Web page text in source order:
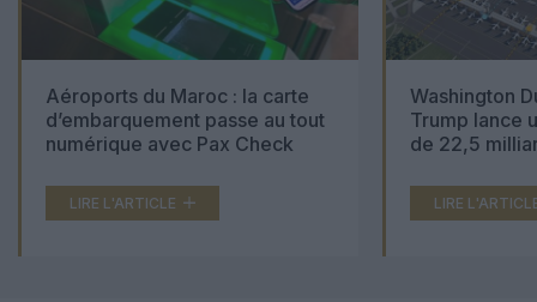
Aéroports du Maroc : la carte
d’embarquement passe au tout
numérique avec Pax Check
LIRE L'ARTICLE
Washington
Trump lance
de 22,5
LIRE